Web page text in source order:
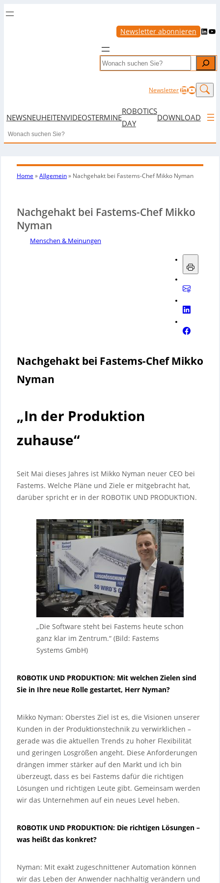
Newsletter abonnieren LinkedIn YouTube
Search
NewsletterLinkedIn
NEWSNEUHEITENVIDEOSTERMINE
ROBOTICS
DAY
DOWNLOAD
Search
Home »Allgemein» Nachgehakt bei Fastems-Chef Mikko Nyman
Nachgehakt bei Fastems-Chef Mikko
Nyman
Menschen & Meinungen
Nachgehakt bei Fastems-Chef Mikko
Nyman
„In der Produktion
zuhause“
Seit Mai dieses Jahres ist Mikko Nyman neuer CEO bei
Fastems. Welche Pläne und Ziele er mitgebracht hat,
darüber spricht er in der ROBOTIK UND PRODUKTION.
„Die Software steht bei Fastems heute schon
ganz klar im Zentrum.“ (Bild: Fastems
Systems GmbH)
ROBOTIK UND PRODUKTION: Mit welchen Zielen sind
Sie in Ihre neue Rolle gestartet, Herr Nyman?
Mikko Nyman: Oberstes Ziel ist es, die Visionen unserer
Kunden in der Produktionstechnik zu verwirklichen –
gerade was die aktuellen Trends zu hoher Flexibilität
und geringen Losgrößen angeht. Diese Anforderungen
drängen immer stärker auf den Markt und ich bin
überzeugt, dass es bei Fastems dafür die richtigen
Lösungen und richtigen Leute gibt. Gemeinsam werden
wir das Unternehmen auf ein neues Level heben.
ROBOTIK UND PRODUKTION: Die richtigen Lösungen –
was heißt das konkret?
Nyman: Mit exakt zugeschnittener Automation können
wir das Leben der Anwender nachhaltig verändern und